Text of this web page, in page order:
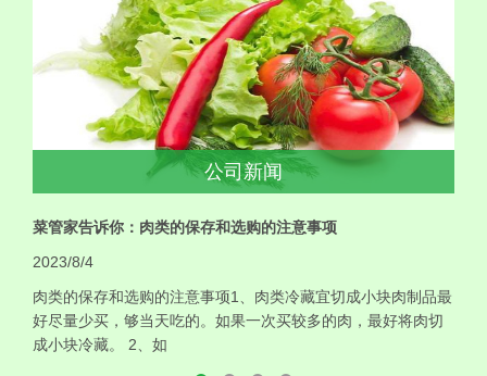
公司新闻
菜管家告诉你：肉类的保存和选购的注意事项
2023/8/4
肉类的保存和选购的注意事项1、肉类冷藏宜切成小块肉制品最
好尽量少买，够当天吃的。如果一次买较多的肉，最好将肉切
成小块冷藏。 2、如